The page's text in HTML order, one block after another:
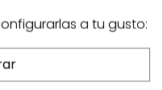
a tu gusto: